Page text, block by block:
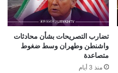
تضارب التصريحات بشأن محادثات
واشنطن وطهران وسط ضغوط
متصاعدة
منذ 3 أيام